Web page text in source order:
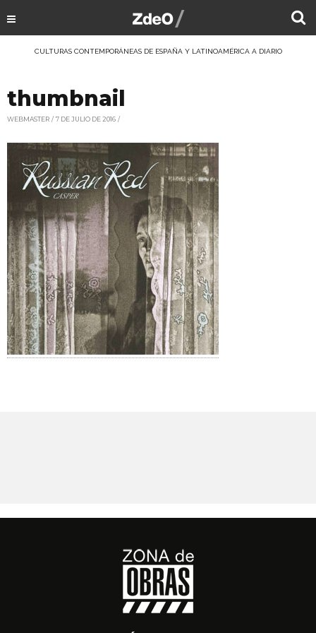
CULTURAS CONTEMPORÁNEAS DE ESPAÑA Y LATINOAMÉRICA A DIARIO
thumbnail
WEBMASTER 7 DE JULIO DE 2016